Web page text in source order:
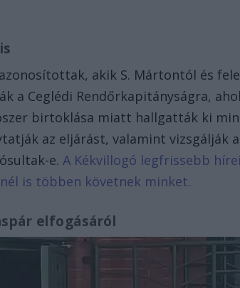
akik S. Mártontól és
a Ceglédi Rendőrkapitányságra,
birtoklása miatt hallgatták ki
az eljárást, valamint vizsgálják
e.A Kékvillogó legfrissebb
is többen követnek minket.
elfogásáról